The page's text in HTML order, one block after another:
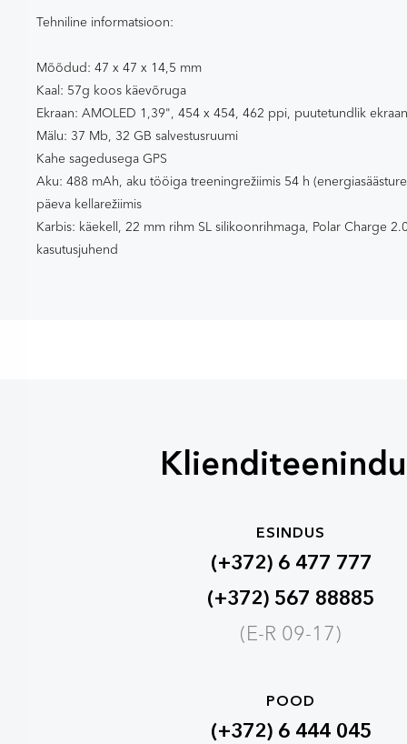
Tehniline informatsioon:
Mõõdud: 47 x 47 x 14,5 mm
Kaal: 57g koos käevõruga
Ekraan: AMOLED 1,39", 454 x 454, 462 ppi, puutetundlik ekraan
Mälu: 37 Mb, 32 GB salvestusruumi
Kahe sagedusega GPS
Aku: 488 mAh, aku tööiga treeningrežiimis 54 h
päeva kellarežiimis
Karbis: käekell, 22 mm rihm SL silikoonrihmaga, Polar Charge
kasutusjuhend
ESINDUS
(+372) 6 477 777
(+372) 567 88885
(E-R 09-17)
POOD
(+372) 6 444 045